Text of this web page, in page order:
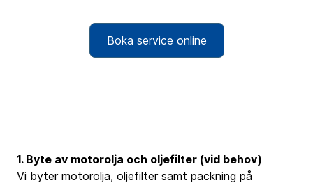
Boka service online
1. Byte av motorolja och oljefilter (vid behov)
Vi byter motorolja, oljefilter samt packning på